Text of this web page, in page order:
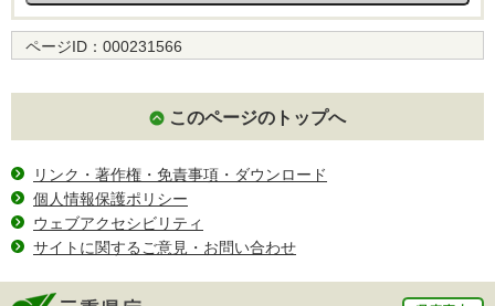
ページID： 000231566
このページのトップへ
リンク・著作権・免責事項・ダウンロード
個人情報保護ポリシー
ウェブアクセシビリティ
サイトに関するご意見・お問い合わせ